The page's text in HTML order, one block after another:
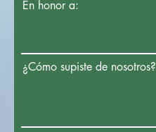
En honor a:
¿Cómo supiste de nosotros?